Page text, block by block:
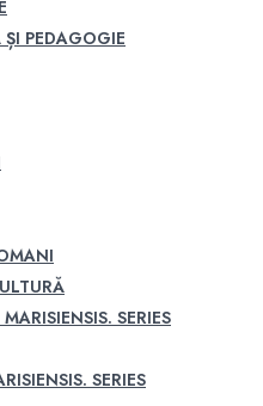
PEDAGOGIE
SERIES
SERIES